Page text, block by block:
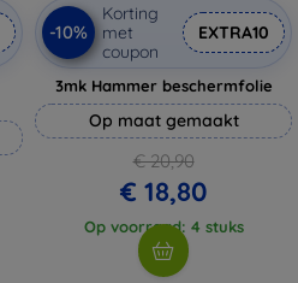
-10%
Korting
met
coupon
EXTRA10
3mk Hammer beschermfolie
Op maat gemaakt
€ 20,90
€ 18,80
Op voorraad: 4 stuks